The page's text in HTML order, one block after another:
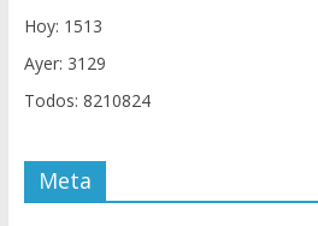
Hoy: 1513
Ayer: 3129
Todos: 8210824
Meta